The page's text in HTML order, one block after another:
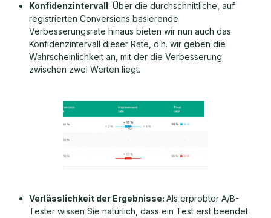
Konfidenzintervall: Über die durchschnittliche, auf
registrierten Conversions basierende
Verbesserungsrate hinaus bieten wir nun auch das
Konfidenzintervall dieser Rate, d.h. wir geben die
Wahrscheinlichkeit an, mit der die Verbesserung
zwischen zwei Werten liegt.
Verlässlichkeit der Ergebnisse: Als erprobter A/B-
Tester wissen Sie natürlich, dass ein Test erst beendet